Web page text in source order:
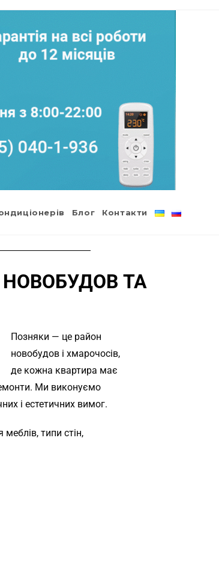
Блог Контакти
ТА
Позняки — це район
новобудов і хмарочосів,
де кожна квартира має
Ми виконуємо
і естетичних вимог.
типи стін,